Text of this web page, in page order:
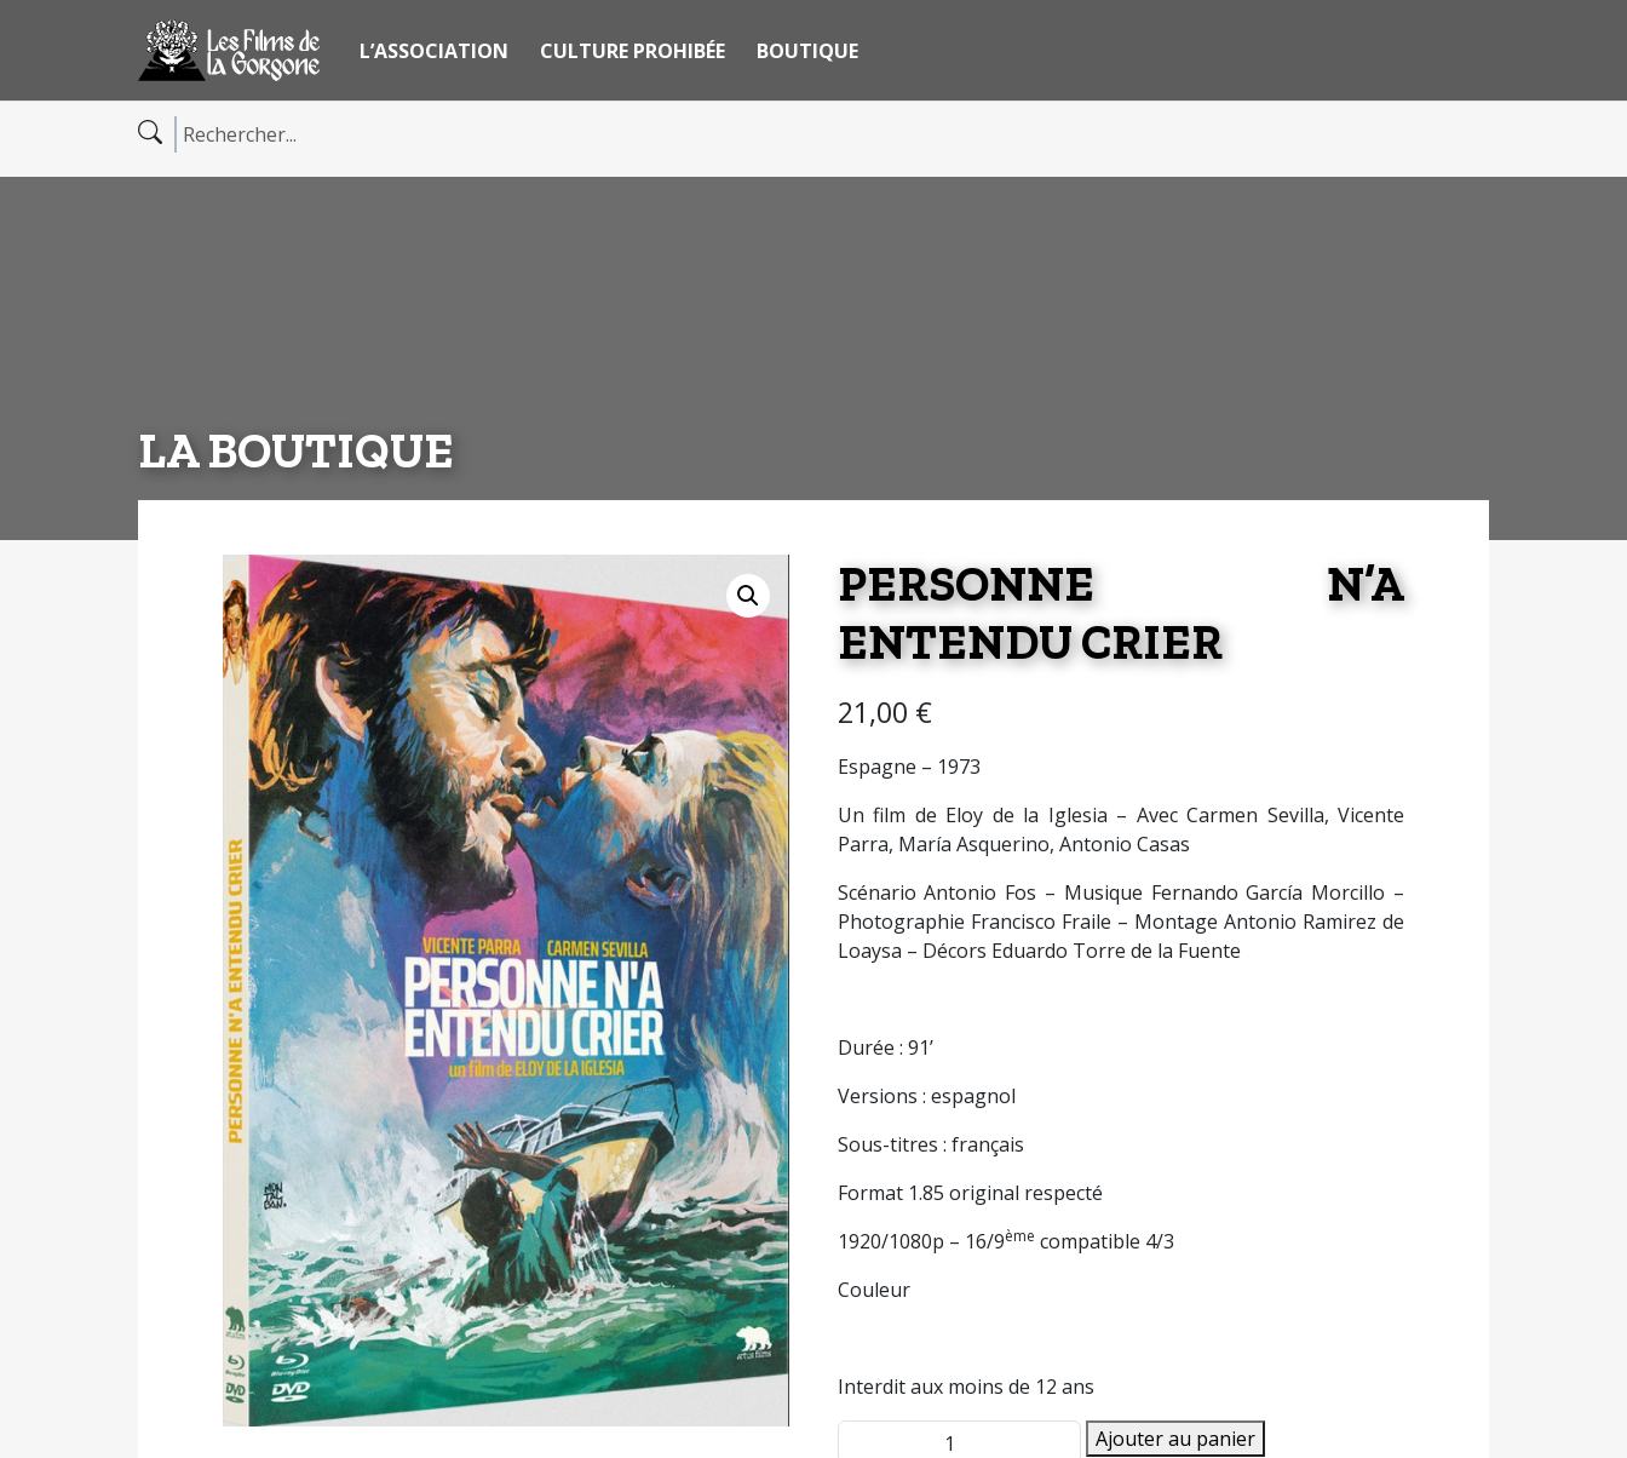
L’ASSOCIATION CULTURE PROHIBÉE BOUTIQUE
LA BOUTIQUE
PERSONNE N’A
ENTENDU CRIER
21,00 €
Espagne – 1973
Un film de Eloy de la Iglesia – Avec Carmen Sevilla, Vicente
Parra, María Asquerino, Antonio Casas
Scénario Antonio Fos – Musique Fernando García Morcillo –
Photographie Francisco Fraile – Montage Antonio Ramirez de
Loaysa – Décors Eduardo Torre de la Fuente
Durée : 91’
Versions : espagnol
Sous-titres : français
Format 1.85 original respecté
1920/1080p – 16/9ème compatible 4/3
Couleur
Interdit aux moins de 12 ans
Ajouter au panier